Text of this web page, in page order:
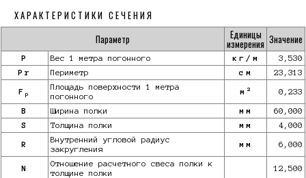
ХАРАКТЕРИСТИКИ СЕЧЕНИЯ
Параметр
Единицы
измерения Значение
P Вес 1 метра погонного кг/м
3,530
Pr
Периметр см 23,313
F p
Площадь поверхности 1 метра
погонного
м 2 0,233
B Ширина полки мм
60,000
S
Толщина полки мм 4,000
R
Внутренний угловой радиус
закругления
мм 6,000
N
Отношение расчетного свеса полки к
толщине полки
12,500